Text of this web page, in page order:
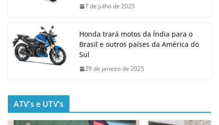
7 de julho de 2025
Honda trará motos da Índia para o
Brasil e outros países da América do
Sul
29 de janeiro de 2025
ATV’s e UTV’s